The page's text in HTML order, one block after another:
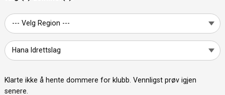
Klarte ikke å hente dommere for klubb. Vennligst prøv igjen
senere.